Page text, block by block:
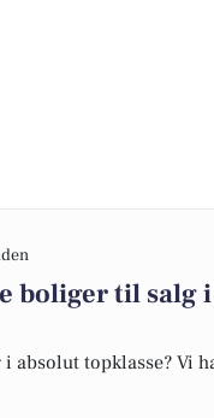
boliger til salg
absolut topklasse? Vi